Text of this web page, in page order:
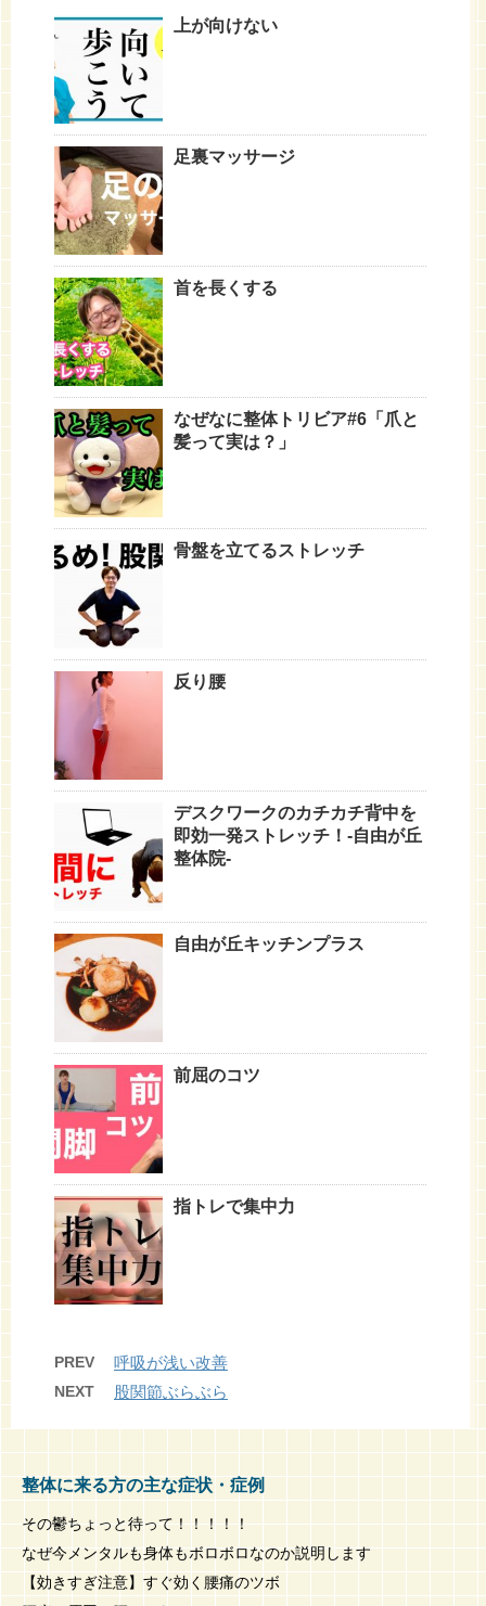
上が向けない
足裏マッサージ
首を長くする
なぜなに整体トリビア#6「爪と
髪って実は？」
骨盤を立てるストレッチ
反り腰
デスクワークのカチカチ背中を
即効一発ストレッチ！-自由が丘
整体院-
自由が丘キッチンプラス
前屈のコツ
指トレで集中力
PREV 呼吸が浅い改善
NEXT 股関節ぶらぶら
整体に来る方の主な症状・症例
その鬱ちょっと待って！！！！！
なぜ今メンタルも身体もボロボロなのか説明します
【効きすぎ注意】すぐ効く腰痛のツボ